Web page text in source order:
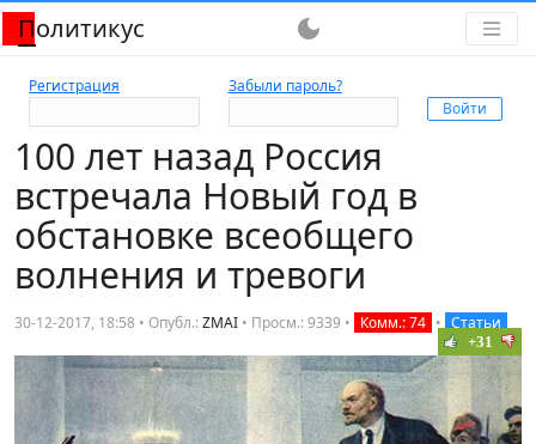
Политикус dark_mode
Регистрация Забыли пароль?
100 лет назад Россия
встречала Новый год в
обстановке всеобщего
волнения и тревоги
30-12-2017, 18:58 • Опубл.:ZMAI • Просм.: 9339 • Комм.: 74 • Статьи
+31